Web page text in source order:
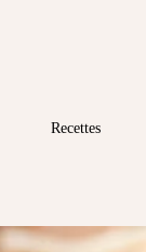
Recettes